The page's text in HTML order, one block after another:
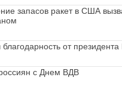
запасов ракет в США
от президента
с Днем ВДВ